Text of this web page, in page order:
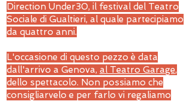
Direction Under30, il festival del Teatro
Sociale di Gualtieri, al quale partecipiamo
da quattro anni.
L'occasione di questo pezzo è data
dall'arrivo a Genova, al Teatro Garage,
dello spettacolo. Non possiamo che
consigliarvelo e per farlo vi regaliamo